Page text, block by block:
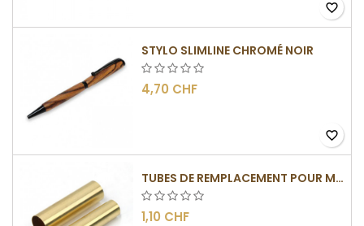
favorite_border
STYLO SLIMLINE CHROMÉ NOIR
4,70 CHF
favorite_border
TUBES DE REMPLACEMENT POUR MÉCANISMES SLIMLINE
1,10 CHF